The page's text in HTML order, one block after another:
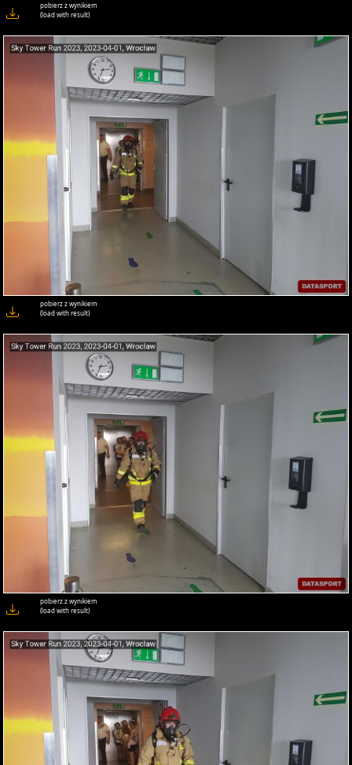
pobierz z wynikiem
(load with result)
pobierz z wynikiem
(load with result)
pobierz z wynikiem
(load with result)